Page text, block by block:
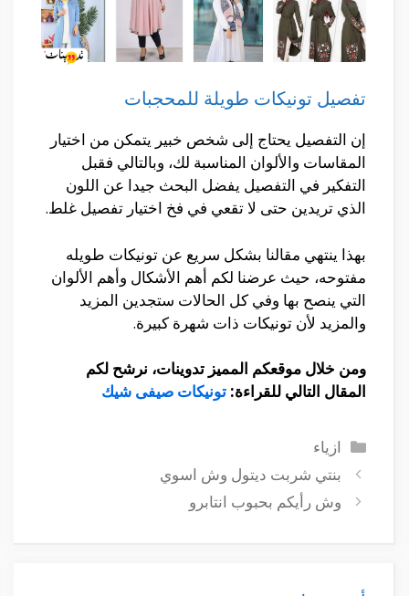
تفصيل تونيكات طويلة للمحجبات
إن التفصيل يحتاج إلى شخص خبير يتمكن من اختيار
المقاسات والألوان المناسبة لك، وبالتالي فقبل
التفكير في التفصيل يفضل البحث جيدا عن اللون
الذي تريدين حتى لا تقعي في فخ اختيار تفصيل غلط.
بهذا ينتهي مقالنا بشكل سريع عن تونيكات طويله
مفتوحه، حيث عرضنا لكم أهم الأشكال وأهم الألوان
التي ينصح بها وفي كل الحالات ستجدين المزيد
والمزيد لأن تونيكات ذات شهرة كبيرة.
ومن خلال موقعكم المميز تدوينات، نرشح لكم
المقال التالي للقراءة: تونيكات صيفى شيك
التصنيفات
ازياء
بنتي شربت ديتول وش اسوي
وش رأيكم بحبوب انتابرو